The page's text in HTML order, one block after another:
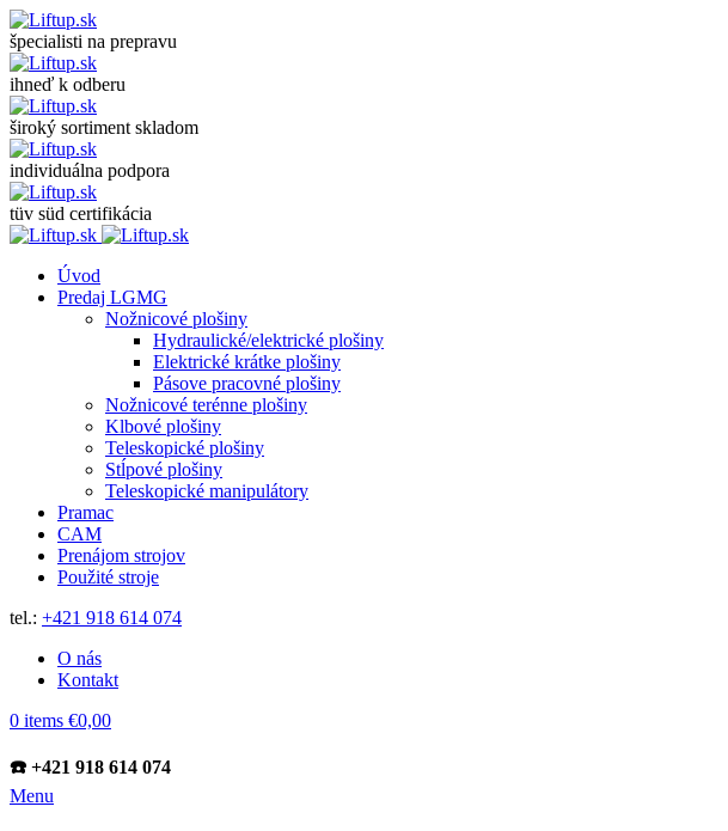
špecialisti na prepravu
ihneď k odberu
široký sortiment skladom
individuálna podpora
tüv süd certifikácia
Úvod
Predaj LGMG
Nožnicové plošiny
Hydraulické/elektrické plošiny
Elektrické krátke plošiny
Pásove pracovné plošiny
Nožnicové terénne plošiny
Klbové plošiny
Teleskopické plošiny
Stĺpové plošiny
Teleskopické manipulátory
Pramac
CAM
Prenájom strojov
Použité stroje
tel.: +421 918 614 074
O nás
Kontakt
0 items €0,00
☎️ +421 918 614 074
Menu